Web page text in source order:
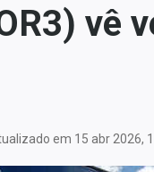
vê
em 15 abr 2026,